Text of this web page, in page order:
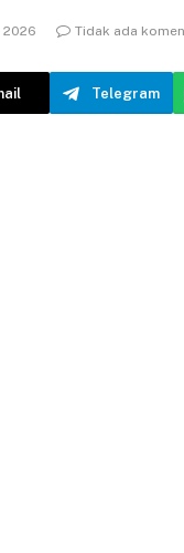
2026 Tidak ada
Telegram